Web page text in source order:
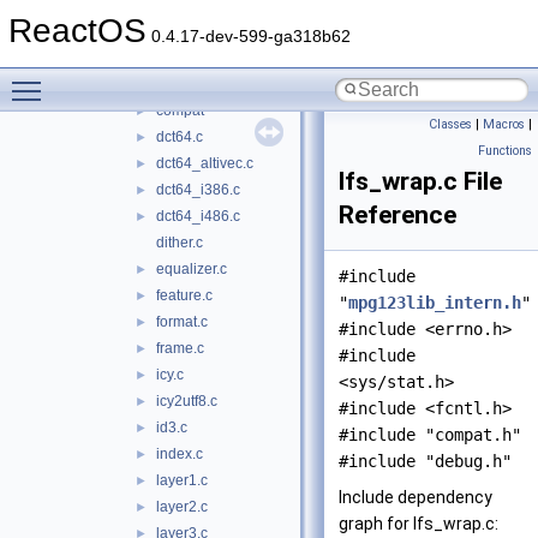
ReactOS 0.4.17-dev-599-ga318b62
► cardlib
► compat
► dct64.c
► dct64_altivec.c
► dct64_i386.c
►
dct64_i486.c
dither.c
► equalizer.c
► feature.c
► format.c
► frame.c
► icy.c
► icy2utf8.c
► id3.c
► index.c
► layer1.c
► layer2.c
► layer3.c
Classes | Macros |
Functions
lfs_wrap.c File
Reference
#include
"mpg123lib_intern.h"
#include <errno.h>
#include
<sys/stat.h>
#include <fcntl.h>
#include "compat.h"
#include "debug.h"
Include dependency
graph for lfs_wrap.c: